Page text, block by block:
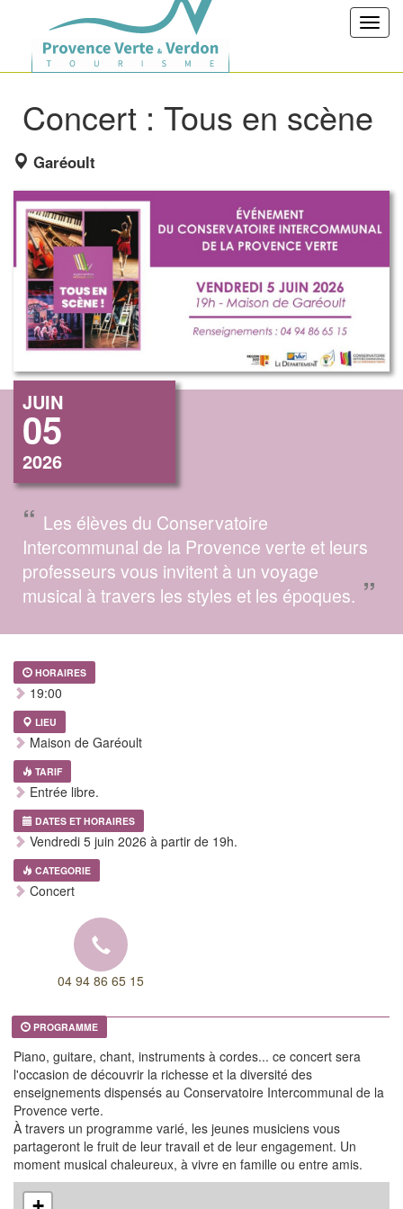
Concert : Tous en scène
Garéoult
JUIN
05
2026
“ Les élèves du Conservatoire
Intercommunal de la Provence verte et leurs
professeurs vous invitent à un voyage
musical à travers les styles et les époques. ”
HORAIRES
19:00
LIEU
Maison de Garéoult
TARIF
Entrée libre.
DATES ET HORAIRES
Vendredi 5 juin 2026 à partir de 19h.
CATEGORIE
Concert
04 94 86 65 15
PROGRAMME
Piano, guitare, chant, instruments à cordes... ce concert sera
l'occasion de découvrir la richesse et la diversité des
enseignements dispensés au Conservatoire Intercommunal de la
Provence verte.
À travers un programme varié, les jeunes musiciens vous
partageront le fruit de leur travail et de leur engagement. Un
moment musical chaleureux, à vivre en famille ou entre amis.